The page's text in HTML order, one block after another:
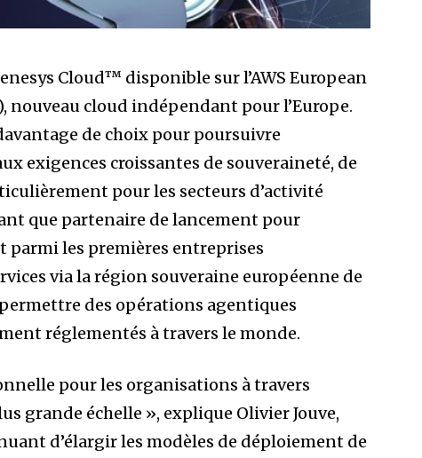
Cloud™ disponible sur l’AWS European
nouveau cloud indépendant pour l’Europe.
de choix pour poursuivre
exigences croissantes de souveraineté, de
pour les secteurs d’activité
que partenaire de lancement pour
parmi les premières entreprises
via la région souveraine européenne de
des opérations agentiques
réglementés à travers le monde.
pour les organisations à travers
grande échelle », explique Olivier Jouve,
d’élargir les modèles de déploiement de